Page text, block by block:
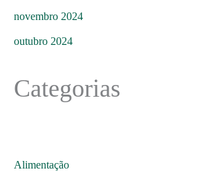
novembro 2024
outubro 2024
Categorias
Alimentação